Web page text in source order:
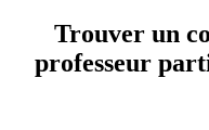
Trouver un
professeur